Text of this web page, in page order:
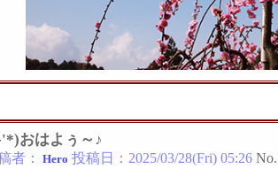
おはよぅ～♪
者： Hero 投稿日： 2025/03/28(Fri) 05:26 No.